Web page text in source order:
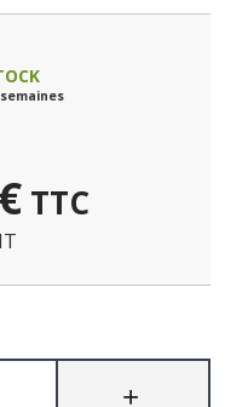
€ TTC